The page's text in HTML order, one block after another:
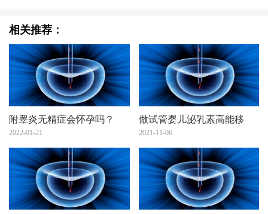
相关推荐：
附睾炎无精症会怀孕吗？
2022-01-21
做试管婴儿泌乳素高能移
2021-11-06